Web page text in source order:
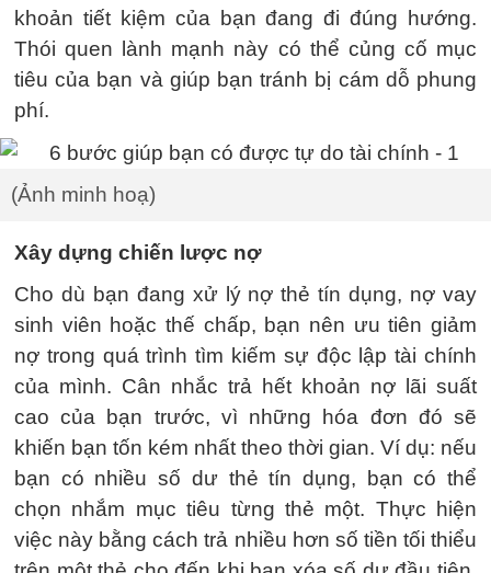
khoản tiết kiệm của bạn đang đi đúng hướng.
Thói quen lành mạnh này có thể củng cố mục
tiêu của bạn và giúp bạn tránh bị cám dỗ phung
phí.
(Ảnh minh hoạ)
Xây dựng chiến lược nợ
Cho dù bạn đang xử lý nợ thẻ tín dụng, nợ vay
sinh viên hoặc thế chấp, bạn nên ưu tiên giảm
nợ trong quá trình tìm kiếm sự độc lập tài chính
của mình. Cân nhắc trả hết khoản nợ lãi suất
cao của bạn trước, vì những hóa đơn đó sẽ
khiến bạn tốn kém nhất theo thời gian. Ví dụ: nếu
bạn có nhiều số dư thẻ tín dụng, bạn có thể
chọn nhắm mục tiêu từng thẻ một. Thực hiện
việc này bằng cách trả nhiều hơn số tiền tối thiểu